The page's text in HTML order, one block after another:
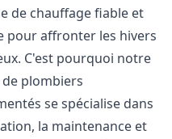
de chauffage fiable et
pour affronter les hivers
C'est pourquoi notre
plombiers
se spécialise dans
la maintenance et